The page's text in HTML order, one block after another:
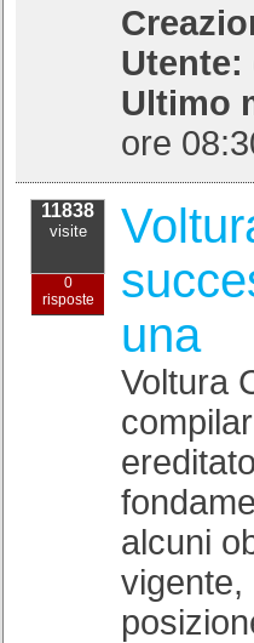
Utente:
Ultimo
ore
11838
visite
0
risposte
una
Voltura
alcuni
vigente,